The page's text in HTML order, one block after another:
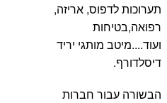
תערוכות לדפוס, אריזה,
רפואה,בטיחות
ועוד....מיטב מותגי יריד
דיסלדורף.
הבשורה עבור חברות